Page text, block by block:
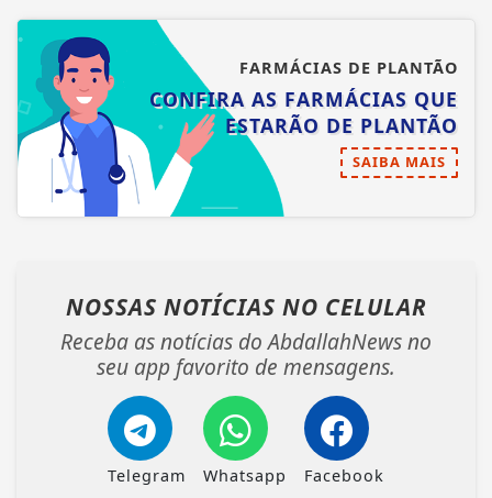
FARMÁCIAS DE PLANTÃO
CONFIRA AS FARMÁCIAS QUE
ESTARÃO DE PLANTÃO
SAIBA MAIS
NOSSAS NOTÍCIAS NO CELULAR
Receba as notícias do AbdallahNews no
seu app favorito de mensagens.
Telegram Whatsapp Facebook